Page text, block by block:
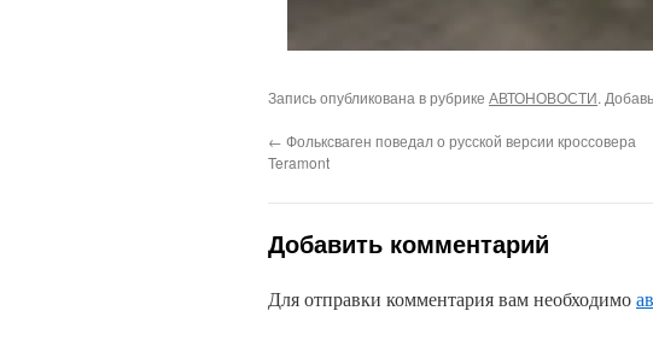
Запись опубликована в рубрике АВТОНОВОСТИ.
← Фольксваген поведал о русской версии кроссовера
Teramont
Добавить комментарий
Для отправки комментария вам необходимо